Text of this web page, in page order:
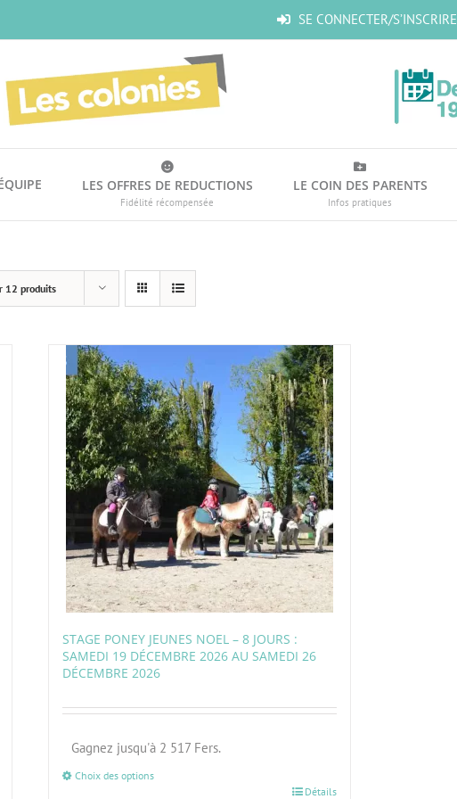
SE CONNECTER/S’INSCRIRE
LES OFFRES DE REDUCTIONS
Fidélité récompensée
LE COIN DES PARENTS
Infos pratiques
12 produits
STAGE PONEY JEUNES NOEL – 8 JOURS :
SAMEDI 19 DÉCEMBRE 2026 AU SAMEDI 26
DÉCEMBRE 2026
Gagnez jusqu'à 2 517 Fers.
Choix des options
Détails